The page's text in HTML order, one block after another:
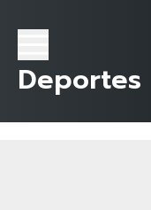
Deportes